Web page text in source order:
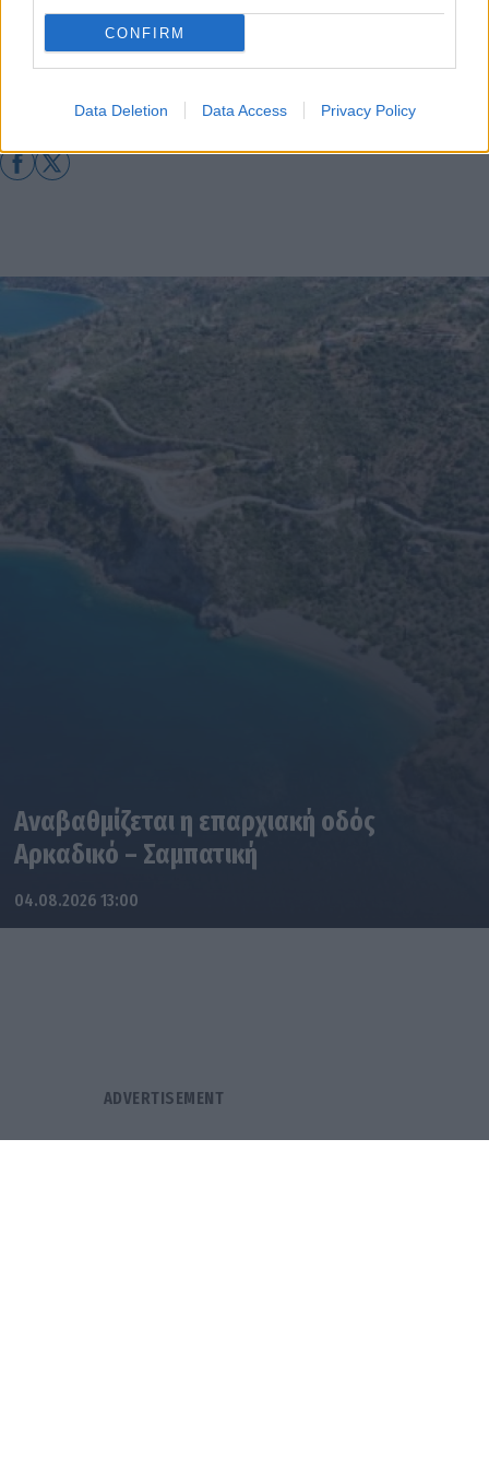
CONFIRM
Data Deletion Data Access Privacy Policy
Διάβασε περισσότερα
Αναβαθμίζεται η επαρχιακή οδός
Αρκαδικό – Σαμπατική
04.08.2026 13:00